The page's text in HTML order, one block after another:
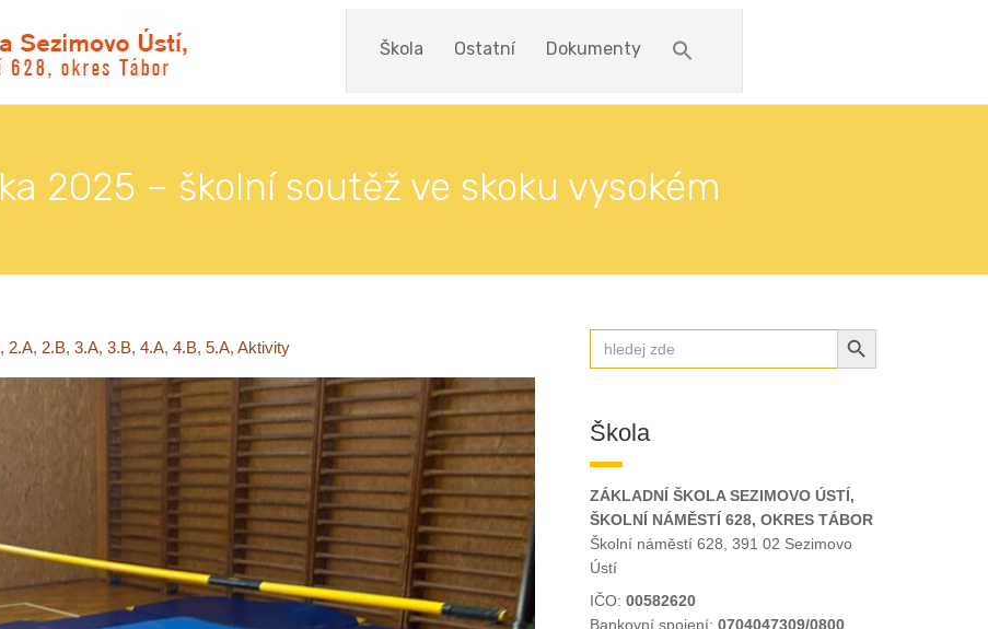
Škola Ostatní Dokumenty
2025 – školní soutěž ve skoku vysokém
, 2.A, 2.B, 3.A, 3.B, 4.A, 4.B, 5.A, Aktivity
Search
for:
SEARCH BUTTON
Škola
ZÁKLADNÍ ŠKOLA SEZIMOVO ÚSTÍ,
ŠKOLNÍ NÁMĚSTÍ 628, OKRES TÁBOR
Školní náměstí 628, 391 02 Sezimovo
Ústí
IČO: 00582620
Bankovní spojení: 0704047309/0800